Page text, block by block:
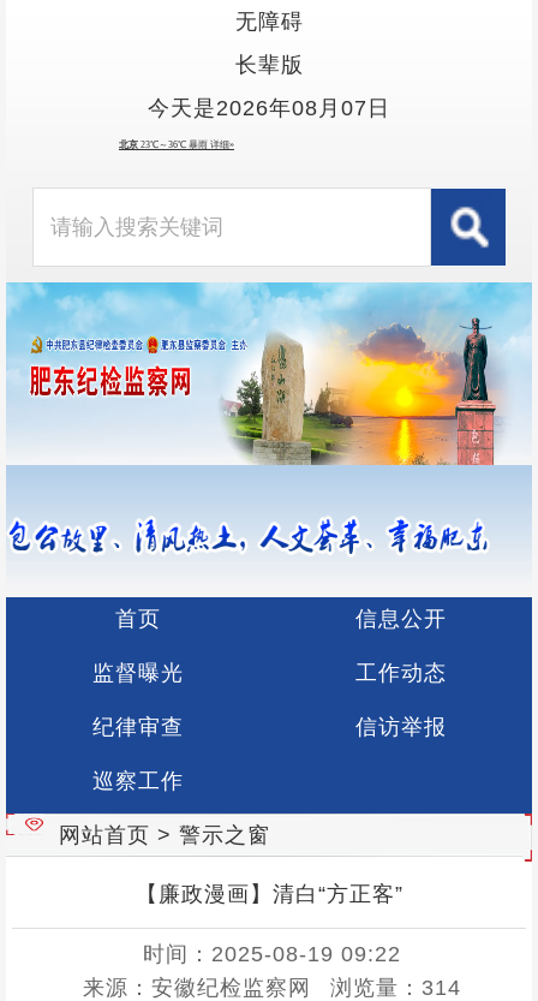
无障碍
长辈版
今天是2026年08月07日
首页 信息公开
监督曝光 工作动态
纪律审查 信访举报
巡察工作
网站首页 > 警示之窗
【廉政漫画】清白“方正客”
时间：2025-08-19 09:22
来源：安徽纪检监察网
浏览量： 314